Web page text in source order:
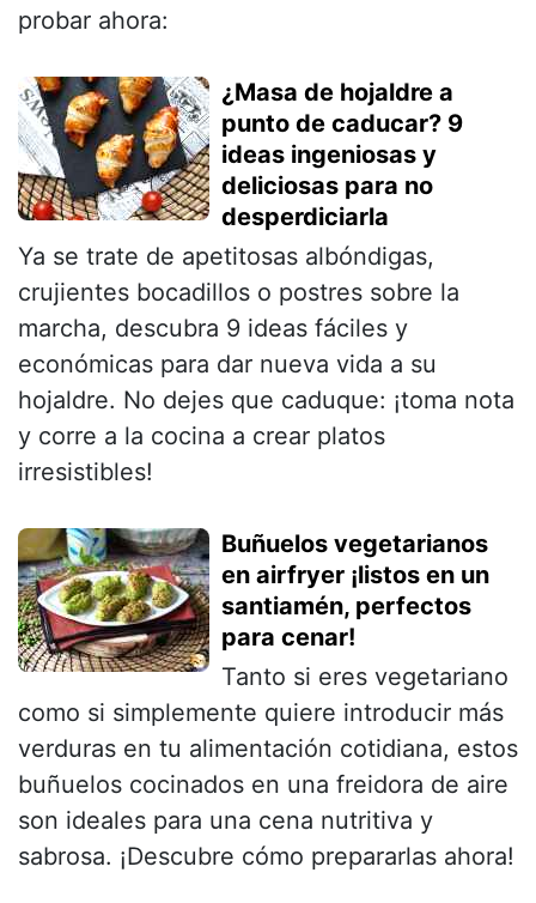
probar ahora:
¿Masa de hojaldre a
punto de caducar? 9
ideas ingeniosas y
deliciosas para no
desperdiciarla
Ya se trate de apetitosas albóndigas,
crujientes bocadillos o postres sobre la
marcha, descubra 9 ideas fáciles y
económicas para dar nueva vida a su
hojaldre. No dejes que caduque: ¡toma nota
y corre a la cocina a crear platos
irresistibles!
Buñuelos vegetarianos
en airfryer ¡listos en un
santiamén, perfectos
para cenar!
Tanto si eres vegetariano
como si simplemente quiere introducir más
verduras en tu alimentación cotidiana, estos
buñuelos cocinados en una freidora de aire
son ideales para una cena nutritiva y
sabrosa. ¡Descubre cómo prepararlas ahora!